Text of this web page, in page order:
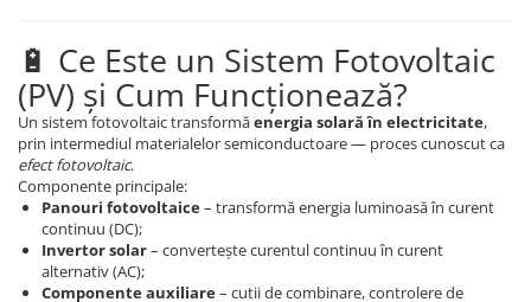
🔋 Ce Este un Sistem Fotovoltaic
(PV) și Cum Funcționează?
Un sistem fotovoltaic transformăenergia solară în electricitate,
prin intermediul materialelor semiconductoare — proces cunoscut ca
efect fotovoltaic.
Componente principale:
Panouri fotovoltaice– transformă energia luminoasă în curent
continuu (DC);
Invertor solar– convertește curentul continuu în curent
alternativ (AC);
Componente auxiliare– cutii de combinare, controlere de